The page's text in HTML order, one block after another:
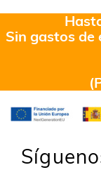
Sin gastos de